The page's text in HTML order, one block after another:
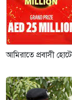
আমিরাতে প্রবাসী